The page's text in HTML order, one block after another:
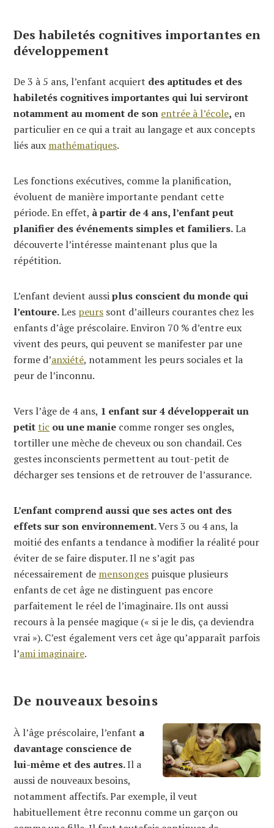
Des habiletés cognitives importantes en
développement
De 3 à 5 ans, l’enfant acquiert des aptitudes et des
habiletés cognitives importantes qui lui serviront
notamment au moment de son entrée à l’école, en
particulier en ce qui a trait au langage et aux concepts
liés aux mathématiques.
Les fonctions exécutives, comme la planification,
évoluent de manière importante pendant cette
période. En effet, à partir de 4 ans, l’enfant peut
planifier des événements simples et familiers.La
découverte l’intéresse maintenant plus que la
répétition.
L’enfant devient aussiplus conscient du monde qui
l’entoure.Les peurs sont d’ailleurs courantes chez les
enfants d’âge préscolaire. Environ 70 % d’entre eux
vivent des peurs, qui peuvent se manifester par une
forme d’anxiété, notamment les peurs sociales et la
peur de l’inconnu.
Vers l’âge de 4 ans, 1 enfant sur 4 développerait un
petittic ou une manie comme ronger ses ongles,
tortiller une mèche de cheveux ou son chandail. Ces
gestes inconscients permettent au tout-petit de
décharger ses tensions et de retrouver de l’assurance.
L’enfant comprend aussi que ses actes ont des
effets sur son environnement.Vers 3 ou 4 ans, la
moitié des enfants a tendance à modifier la réalité pour
éviter de se faire disputer. Il ne s’agit pas
nécessairement de mensonges puisque plusieurs
enfants de cet âge ne distinguent pas encore
parfaitement le réel de l’imaginaire. Ils ont aussi
recours à la pensée magique (« si je le dis, ça deviendra
vrai »). C’est également vers cet âge qu’apparaît parfois
l’ami imaginaire.
De nouveaux besoins
À l’âge préscolaire, l’enfant a
davantage conscience de
lui-même et des autres.Il a
aussi de nouveaux besoins,
notamment affectifs. Par exemple, il veut
habituellement être reconnu comme un garçon ou